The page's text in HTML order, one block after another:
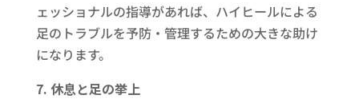
ェッショナルの指導があれば、ハイヒールによる
足のトラブルを予防・管理するための大きな助け
になります。
7. 休息と足の挙上